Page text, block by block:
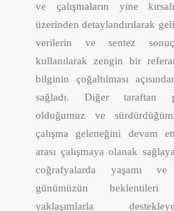
ve çalışmaların yine
üzerinden detaylandırılarak
verilerin ve sentez
kullanılarak zengin bir
bilginin çoğaltılması
sağladı. Diğer taraftan
olduğumuz ve
çalışma geleneğini devam
arası çalışmaya olanak
coğrafyalarda yaşamı
günümüzün beklentileri
yaklaşımlarla